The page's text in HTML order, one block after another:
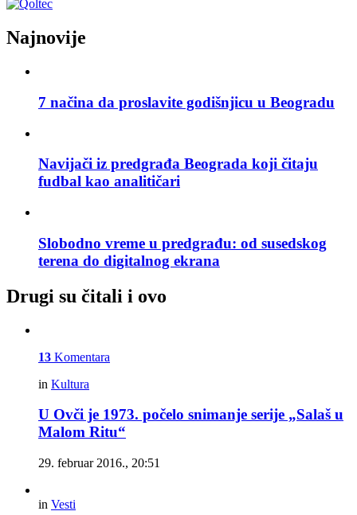
Najnovije
7 načina da proslavite godišnjicu u Beogradu
Navijači iz predgrađa Beograda koji čitaju
fudbal kao analitičari
Slobodno vreme u predgrađu: od susedskog
terena do digitalnog ekrana
Drugi su čitali i ovo
13 Komentara
in Kultura
U Ovči je 1973. počelo snimanje serije „Salaš u
Malom Ritu“
29. februar 2016., 20:51
in Vesti